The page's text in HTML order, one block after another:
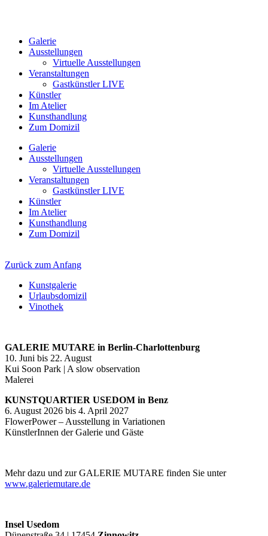
Galerie
Ausstellungen
Virtuelle Ausstellungen
Veranstaltungen
Gastkünstler LIVE
Künstler
Im Atelier
Kunsthandlung
Zum Domizil
Galerie
Ausstellungen
Virtuelle Ausstellungen
Veranstaltungen
Gastkünstler LIVE
Künstler
Im Atelier
Kunsthandlung
Zum Domizil
Zurück zum Anfang
Kunstgalerie
Urlaubsdomizil
Vinothek
GALERIE MUTARE in Berlin-Charlottenburg
10. Juni bis 22. August
Kui Soon Park | A slow observation
Malerei
KUNSTQUARTIER USEDOM in Benz
6. August 2026 bis 4. April 2027
FlowerPower – Ausstellung in Variationen
KünstlerInnen der Galerie und Gäste
Mehr dazu und zur GALERIE MUTARE finden Sie unter
www.galeriemutare.de
Insel Usedom